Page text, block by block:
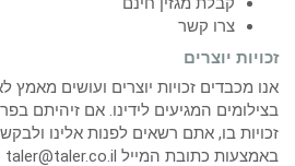
צרו קשר
זכויות יוצרים
אנו מכבדים זכויות יוצרים ועושים מאמץ
בצילומים המגיעים לידינו. אם זיהיתם
זכויות בו, אתם רשאים לפנות אלינו
באמצעות כתובת המייל taler@taler.co.il